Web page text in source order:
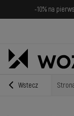
-10% na
Wstecz